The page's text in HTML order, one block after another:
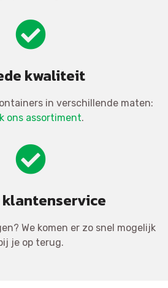
kwaliteit
in verschillende maten:
ons assortiment.
We komen er zo snel mogelijk
je op terug.